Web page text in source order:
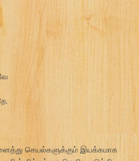
செயல்களுக்கும் இயக்கமாக